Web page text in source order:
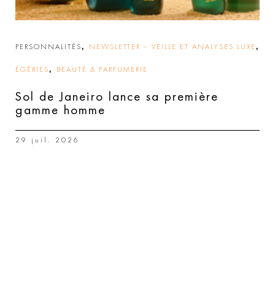
PERSONNALITÉS, NEWSLETTER – VEILLE ET ANALYSES LUXE ,
ÉGÉRIES, BEAUTÉ & PARFUMERIE
Sol de Janeiro lance sa première
gamme homme
29 juil. 2026